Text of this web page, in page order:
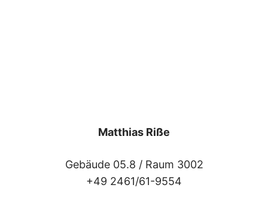
Matthias Riße
Gebäude 05.8 / Raum 3002
+49 2461/61-9554